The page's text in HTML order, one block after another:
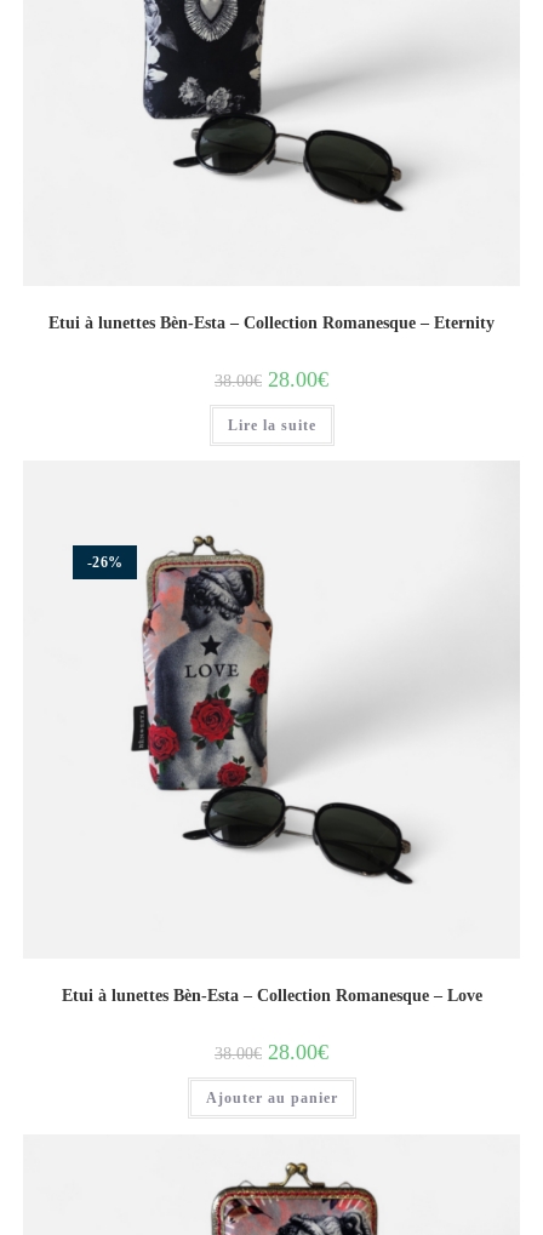
Etui à lunettes Bèn-Esta – Collection Romanesque – Eternity
38.00€ 28.00€
Lire la suite
-26%
Etui à lunettes Bèn-Esta – Collection Romanesque – Love
38.00€ 28.00€
Ajouter au panier